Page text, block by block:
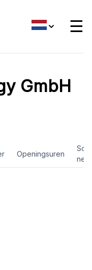
☰
GmbH
Openingsuren